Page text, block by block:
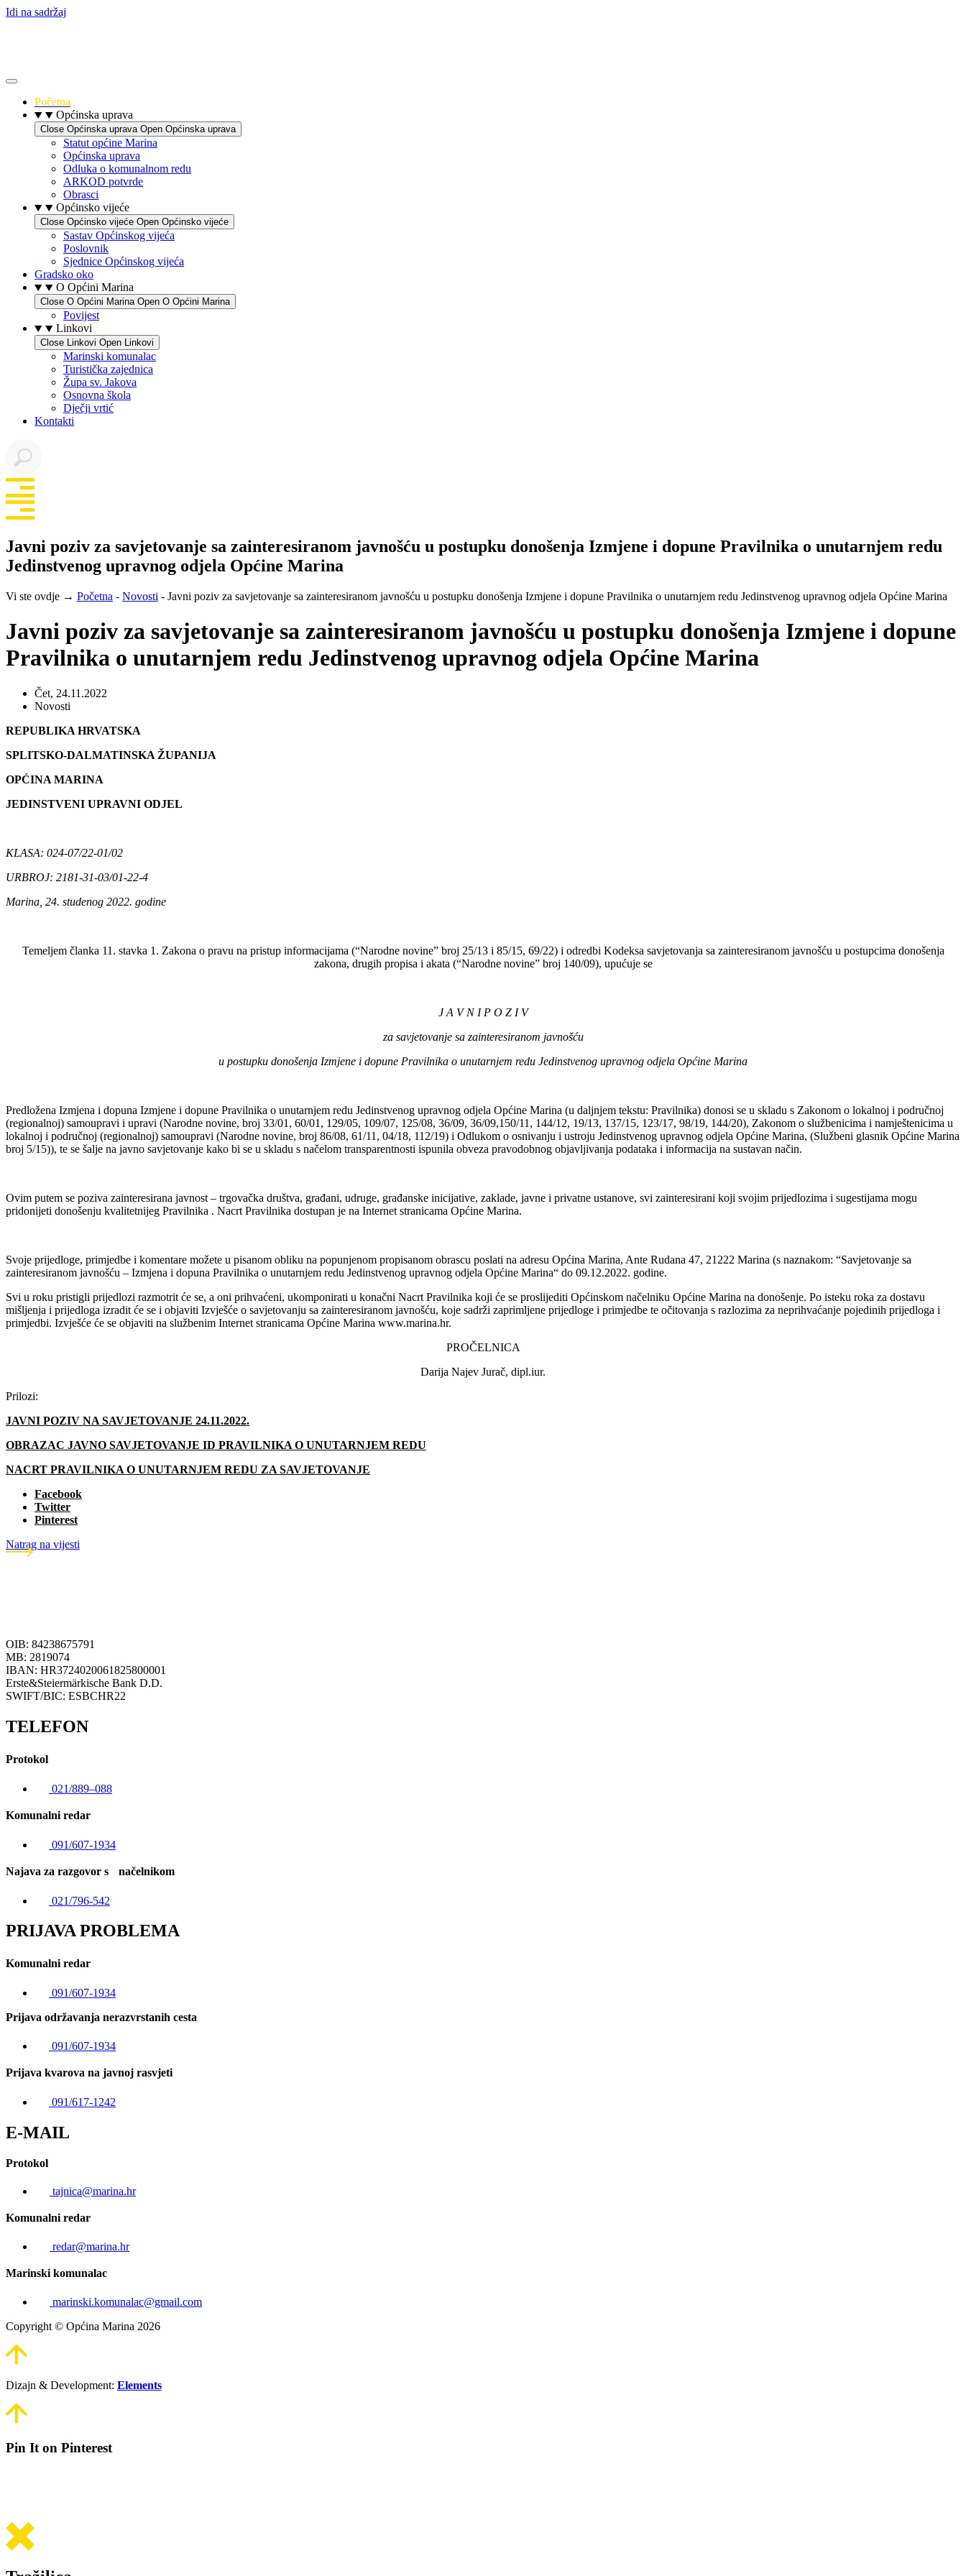
Idi na sadržaj
Početna
Općinska uprava
Close Općinska uprava Open Općinska uprava
Statut općine Marina
Općinska uprava
Odluka o komunalnom redu
ARKOD potvrde
Obrasci
Općinsko vijeće
Close Općinsko vijeće Open Općinsko vijeće
Sastav Općinskog vijeća
Poslovnik
Sjednice Općinskog vijeća
Gradsko oko
O Općini Marina
Close O Općini Marina Open O Općini Marina
Povijest
Linkovi
Close Linkovi Open Linkovi
Marinski komunalac
Turistička zajednica
Župa sv. Jakova
Osnovna škola
Dječji vrtić
Kontakti
Javni poziv za savjetovanje sa zainteresiranom javnošću u postupku donošenja Izmjene i dopune Pravilnika o unutarnjem redu
Jedinstvenog upravnog odjela Općine Marina
Vi ste ovdje → Početna - Novosti - Javni poziv za savjetovanje sa zainteresiranom javnošću u postupku donošenja Izmjene i dopune Pravilnika o unutarnjem redu Jedinstvenog upravnog odjela Općine Marina
Javni poziv za savjetovanje sa zainteresiranom javnošću u postupku donošenja Izmjene i dopune
Pravilnika o unutarnjem redu Jedinstvenog upravnog odjela Općine Marina
Čet, 24.11.2022
Novosti
REPUBLIKA HRVATSKA
SPLITSKO-DALMATINSKA ŽUPANIJA
OPĆINA MARINA
JEDINSTVENI UPRAVNI ODJEL
KLASA: 024-07/22-01/02
URBROJ: 2181-31-03/01-22-4
Marina, 24. studenog 2022. godine
Temeljem članka 11. stavka 1. Zakona o pravu na pristup informacijama (“Narodne novine” broj 25/13 i 85/15, 69/22) i odredbi Kodeksa savjetovanja sa zainteresiranom javnošću u postupcima donošenja
zakona, drugih propisa i akata (“Narodne novine” broj 140/09), upućuje se
J A V N I P O Z I V
za savjetovanje sa zainteresiranom javnošću
u postupku donošenja Izmjene i dopune Pravilnika o unutarnjem redu Jedinstvenog upravnog odjela Općine Marina
Predložena Izmjena i dopuna Izmjene i dopune Pravilnika o unutarnjem redu Jedinstvenog upravnog odjela Općine Marina (u daljnjem tekstu: Pravilnika) donosi se u skladu s Zakonom o lokalnoj i područnoj
(regionalnoj) samoupravi i upravi (Narodne novine, broj 33/01, 60/01, 129/05, 109/07, 125/08, 36/09, 36/09,150/11, 144/12, 19/13, 137/15, 123/17, 98/19, 144/20), Zakonom o službenicima i namještenicima u
lokalnoj i područnoj (regionalnoj) samoupravi (Narodne novine, broj 86/08, 61/11, 04/18, 112/19) i Odlukom o osnivanju i ustroju Jedinstvenog upravnog odjela Općine Marina, (Službeni glasnik Općine Marina
broj 5/15)), te se šalje na javno savjetovanje kako bi se u skladu s načelom transparentnosti ispunila obveza pravodobnog objavljivanja podataka i informacija na sustavan način.
Ovim putem se poziva zainteresirana javnost – trgovačka društva, građani, udruge, građanske inicijative, zaklade, javne i privatne ustanove, svi zainteresirani koji svojim prijedlozima i sugestijama mogu
pridonijeti donošenju kvalitetnijeg Pravilnika . Nacrt Pravilnika dostupan je na Internet stranicama Općine Marina.
Svoje prijedloge, primjedbe i komentare možete u pisanom obliku na popunjenom propisanom obrascu poslati na adresu Općina Marina, Ante Rudana 47, 21222 Marina (s naznakom: “Savjetovanje sa
zainteresiranom javnošću – Izmjena i dopuna Pravilnika o unutarnjem redu Jedinstvenog upravnog odjela Općine Marina“ do 09.12.2022. godine.
Svi u roku pristigli prijedlozi razmotrit će se, a oni prihvaćeni, ukomponirati u konačni Nacrt Pravilnika koji će se proslijediti Općinskom načelniku Općine Marina na donošenje. Po isteku roka za dostavu
mišljenja i prijedloga izradit će se i objaviti Izvješće o savjetovanju sa zainteresiranom javnošću, koje sadrži zaprimljene prijedloge i primjedbe te očitovanja s razlozima za neprihvaćanje pojedinih prijedloga i
primjedbi. Izvješće će se objaviti na službenim Internet stranicama Općine Marina www.marina.hr.
PROČELNICA
Darija Najev Jurač, dipl.iur.
Prilozi:
JAVNI POZIV NA SAVJETOVANJE 24.11.2022.
OBRAZAC JAVNO SAVJETOVANJE ID PRAVILNIKA O UNUTARNJEM REDU
NACRT PRAVILNIKA O UNUTARNJEM REDU ZA SAVJETOVANJE
Facebook
Twitter
Pinterest
Natrag na vijesti
OIB: 84238675791
MB: 2819074
IBAN: HR3724020061825800001
Erste&Steiermärkische Bank D.D.
SWIFT/BIC: ESBCHR22
TELEFON
Protokol
021/889–088
Komunalni redar
091/607-1934
Najava za razgovor s načelnikom
021/796-542
PRIJAVA PROBLEMA
Komunalni redar
091/607-1934
Prijava održavanja nerazvrstanih cesta
091/607-1934
Prijava kvarova na javnoj rasvjeti
091/617-1242
E-MAIL
Protokol
tajnica@marina.hr
Komunalni redar
redar@marina.hr
Marinski komunalac
marinski.komunalac@gmail.com
Copyright © Općina Marina 2026
Dizajn & Development: Elements
Pin It on Pinterest